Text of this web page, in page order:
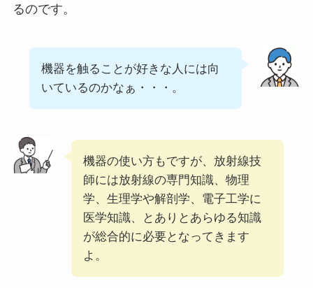
るのです。
機器を触ることが好きな人には向
いているのかなぁ・・・。
機器の使い方もですが、放射線技
師には放射線の専門知識、物理
学、生理学や解剖学、電子工学に
医学知識、とありとあらゆる知識
が総合的に必要となってきます
よ。